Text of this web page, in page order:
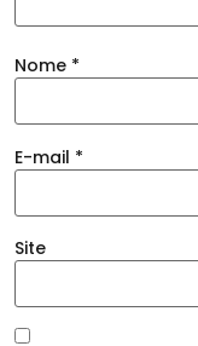
Nome *
E-mail *
Site